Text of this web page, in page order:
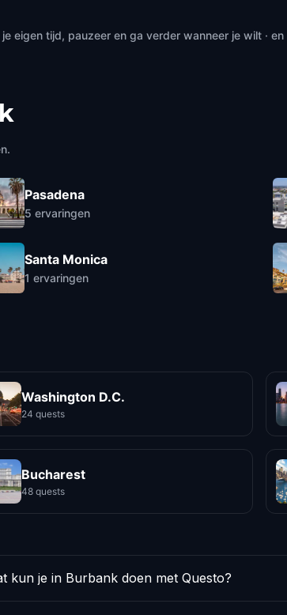
eigen tijd, pauzeer en ga verder wanneer je wilt ·
Pasadena
5 ervaringen
Santa Monica
1 ervaringen
Washington D.C.
24 quests
Bucharest
48 quests
kun je in Burbank doen met Questo?